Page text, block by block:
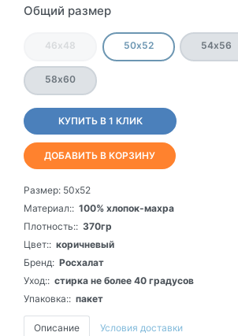
Общий размер
46х48 50х52 54х56
58х60
КУПИТЬ В 1 КЛИК
ДОБАВИТЬ В КОРЗИНУ
Размер: 50х52
Материал:: 100% хлопок-махра
Плотность:: 370гр
Цвет:: коричневый
Бренд: Росхалат
Уход:: стирка не более 40 градусов
Упаковка:: пакет
Описание Условия доставки